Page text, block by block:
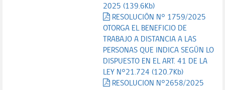
2025 (139.6Kb)
RESOLUCIÓN N° 1759/2025
OTORGA EL BENEFICIO DE
TRABAJO A DISTANCIA A LAS
PERSONAS QUE INDICA SEGÚN LO
DISPUESTO EN EL ART. 41 DE LA
LEY N°21.724 (120.7Kb)
RESOLUCION N°2658/2025